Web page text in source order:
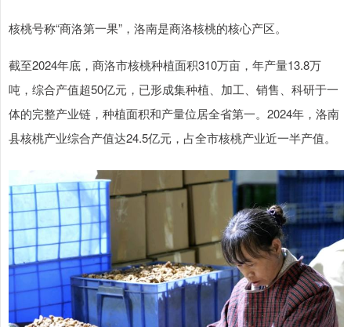
核桃号称“商洛第一果”，洛南是商洛核桃的核心产区。
截至2024年底，商洛市核桃种植面积310万亩，年产量13.8万
吨，综合产值超50亿元，已形成集种植、加工、销售、科研于一
体的完整产业链，种植面积和产量位居全省第一。2024年，洛南
县核桃产业综合产值达24.5亿元，占全市核桃产业近一半产值。